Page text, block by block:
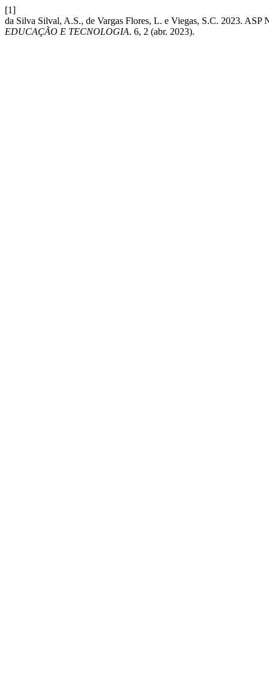
[1]
da Silva Silval, A.S., de Vargas Flores, L. e Viegas, S.C. 2023.
EDUCAÇÃO E TECNOLOGIA. 6, 2 (abr. 2023).